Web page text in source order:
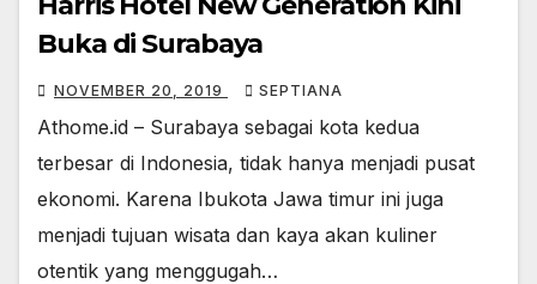
Buka di Surabaya
NOVEMBER 20, 2019 SEPTIANA
Athome.id – Surabaya sebagai kota kedua
terbesar di Indonesia, tidak hanya menjadi pusat
ekonomi. Karena Ibukota Jawa timur ini juga
menjadi tujuan wisata dan kaya akan kuliner
otentik yang menggugah…